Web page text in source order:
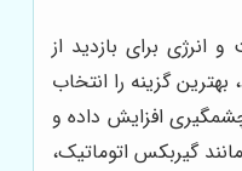
برای بازدید از
گزینه را انتخاب
افزایش داده و
گیربکس اتوماتیک،